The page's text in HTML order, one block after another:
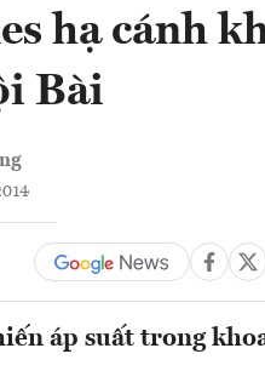
hạ cánh
Bài
áp suất trong